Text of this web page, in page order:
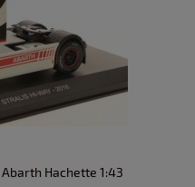
Abarth Hachette 1:43